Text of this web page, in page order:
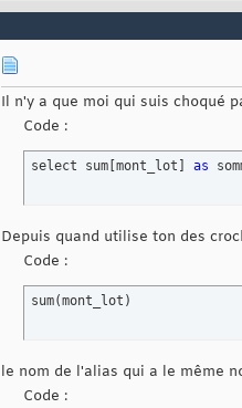
Il n'y a que moi qui suis choqué
Code :
select sum mont_lot as
Depuis quand utilise ton des
Code :
sum(mont_lot )
le nom de l'alias qui a le même
Code :